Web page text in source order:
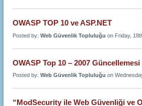
OWASP TOP 10 ve ASP.NET
Posted by: Web Güvenlik Topluluğu on Friday,
OWASP Top 10 – 2007 Güncellemesi
Posted by: Web Güvenlik Topluluğu on
“ModSecurity ile Web Güvenliği ve